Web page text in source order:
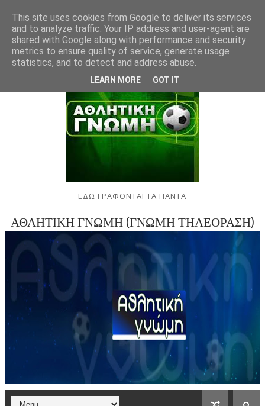
ΕΔΩ ΓΡΑΦΟΝΤΑΙ ΤΑ ΠΑΝΤΑ
ΑΘΛΗΤΙΚΗ ΓΝΩΜΗ (ΓΝΩΜΗ ΤΗΛΕΟΡΑΣΗ)
This site uses cookies from Google to deliver its services
and to analyze traffic. Your IP address and user-agent are
shared with Google along with performance and security
metrics to ensure quality of service, generate usage
statistics, and to detect and address abuse.
LEARN MORE GOT IT